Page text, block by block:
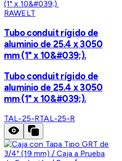
RAWELT
Tubo conduit rígido de
aluminio de 25.4 x 3050
mm (1" x 10&#039;).
Tubo conduit rígido de
aluminio de 25.4 x 3050
mm (1" x 10&#039;).
TAL-25-RTAL-25-R